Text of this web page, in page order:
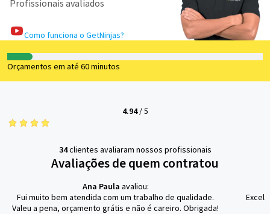
Profissionais avaliados
Como funciona o GetNinjas?
Orçamentos em até 60 minutos
4.94/5
34clientes avaliaram nossos profissionais
Avaliações de quem contratou
Ana Paula avaliou:
Fui muito bem atendida com um trabalho de qualidade.
Valeu a pena, orçamento grátis e não é careiro. Obrigada!